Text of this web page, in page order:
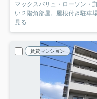
マックスバリュ・ローソン・
い２階角部屋。屋根付き駐車
見る
賃貸マンション